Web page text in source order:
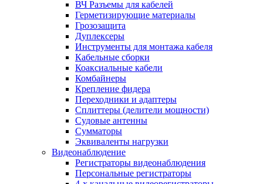
ВЧ Разъемы для кабелей
Герметизирующие материалы
Грозозащита
Дуплексеры
Инструменты для монтажа кабеля
Кабельные сборки
Коаксиальные кабели
Комбайнеры
Крепление фидера
Переходники и адаптеры
Сплиттеры (делители мощности)
Судовые антенны
Сумматоры
Эквиваленты нагрузки
Видеонаблюдение
Регистраторы видеонаблюдения
Персональные регистраторы